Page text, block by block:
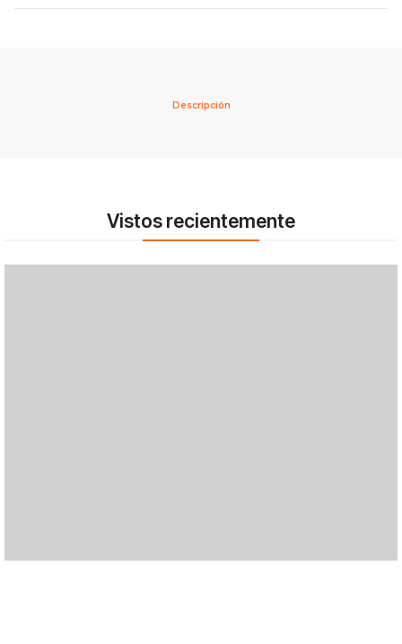
Descripción
Vistos recientemente